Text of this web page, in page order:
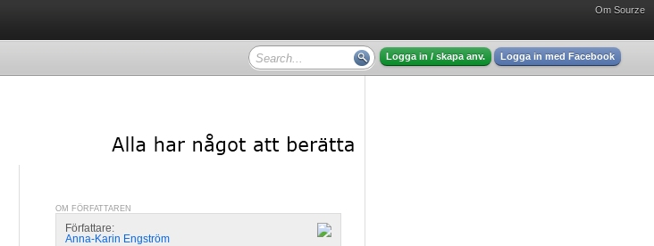
Om Sourze
Logga in / skapa anv. Logga in med Facebook
OM FÖRFATTAREN
Författare:
Anna-Karin Engström